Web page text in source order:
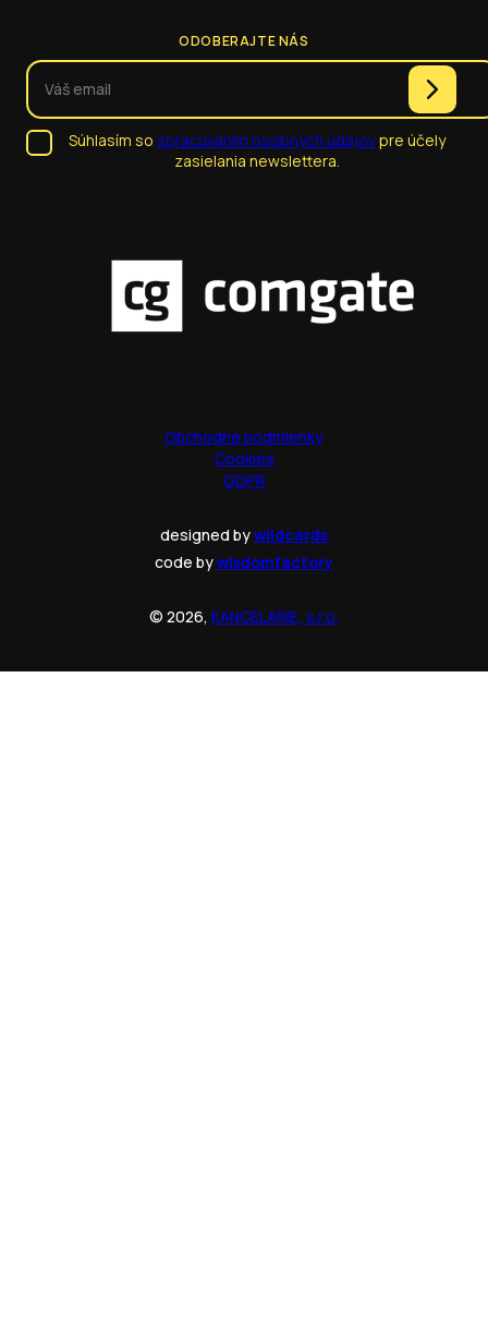
ODOBERAJTE NÁS
Súhlasím so spracúvaním osobných údajovpre účely
zasielania newslettera.
Obchodné podmienky
Cookies
GDPR
designed bywildcards
code bywisdomfactory
© 2026, KANCELARIE, s.r.o.